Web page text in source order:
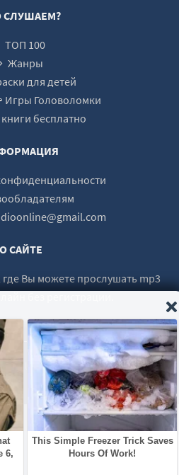
СЛУШАЕМ?
ТОП 100
Жанры
для детей
Игры Головоломки
бесплатно
О САЙТЕ
Вы можете прослушать mp3
online.com Все права защищены.